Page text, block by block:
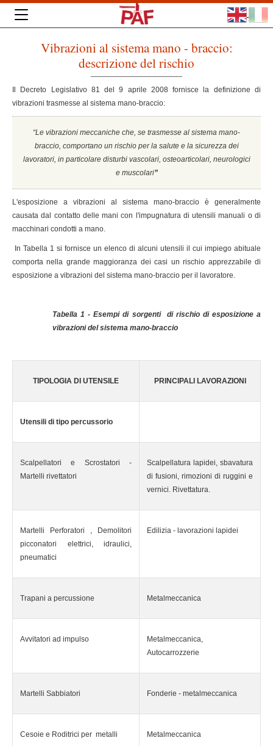
Vibrazioni al sistema mano - braccio:
descrizione del rischio
Il Decreto Legislativo 81 del 9 aprile 2008 fornisce la definizione di
vibrazioni trasmesse al sistema mano-braccio:
“Le vibrazioni meccaniche che, se trasmesse al sistema mano-
braccio, comportano un rischio per la salute e la sicurezza dei
lavoratori, in particolare disturbi vascolari, osteoarticolari, neurologici
e muscolari”
L'esposizione a vibrazioni al sistema mano-braccio è generalmente
causata dal contatto delle mani con l'impugnatura di utensili manuali o di
macchinari condotti a mano.
In Tabella 1 si fornisce un elenco di alcuni utensili il cui impiego abituale
comporta nella grande maggioranza dei casi un rischio apprezzabile di
esposizione a vibrazioni del sistema mano-braccio per il lavoratore.
Tabella 1 - Esempi di sorgenti di rischio di esposizione a
vibrazioni del sistema mano-braccio
TIPOLOGIA DI UTENSILE PRINCIPALI LAVORAZIONI
Utensili di tipo percussorio
Scalpellatori e Scrostatori -
Martelli rivettatori
Scalpellatura lapidei, sbavatura
di fusioni, rimozioni di ruggini e
vernici. Rivettatura.
Martelli Perforatori , Demolitori
picconatori elettrici, idraulici,
pneumatici
Edilizia - lavorazioni lapidei
Trapani a percussione Metalmeccanica
Avvitatori ad impulso
Metalmeccanica,
Autocarrozzerie
Martelli Sabbiatori Fonderie - metalmeccanica
Cesoie e Roditrici per metalli Metalmeccanica